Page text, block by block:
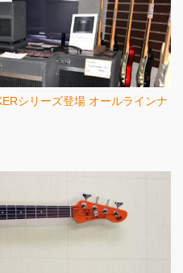
シリーズ登場 オールラインナ